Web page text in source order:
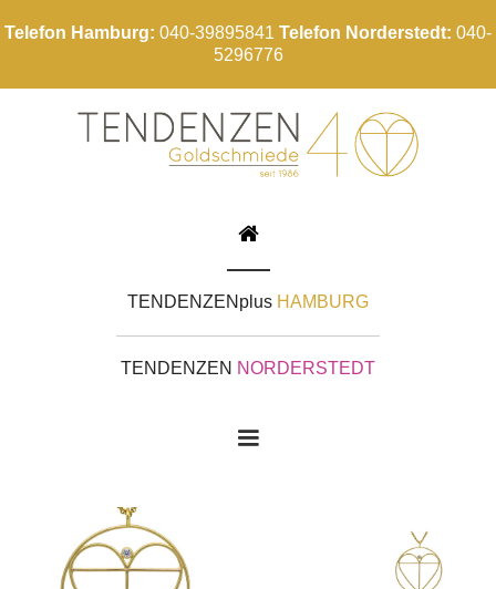
Telefon Hamburg: 040-39895841 Telefon Norderstedt: 040-
5296776

TENDENZEN plus HAMBURG
TENDENZEN NORDERSTEDT